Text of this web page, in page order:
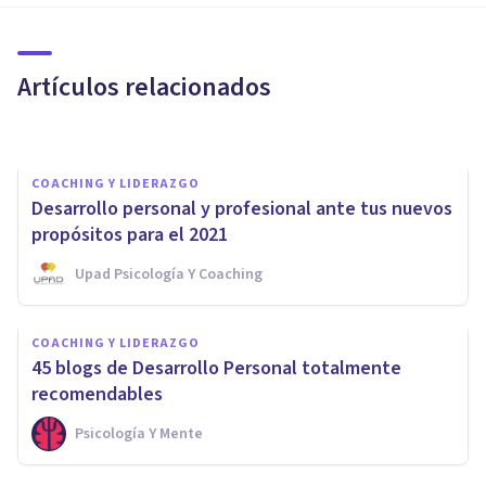
Artículos relacionados
Coaching en Valencia
COACHING Y LIDERAZGO
Desarrollo personal y profesional ante tus nuevos
propósitos para el 2021
Upad Psicología Y Coaching
COACHING Y LIDERAZGO
45 blogs de Desarrollo Personal totalmente
recomendables
Psicología Y Mente
COACHING Y LIDERAZGO
Los 10 beneficios del Coaching
(claves para tu desarrollo
personal)
Jonathan García-Allen